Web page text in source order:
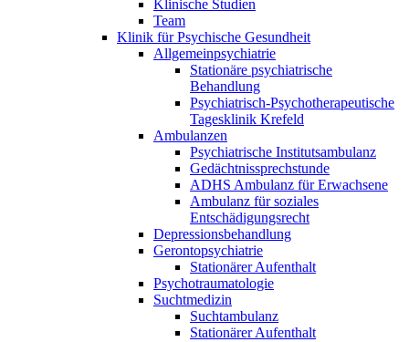
Klinische Studien
Team
Klinik für Psychische Gesundheit
Allgemeinpsychiatrie
Stationäre psychiatrische
Behandlung
Psychiatrisch-Psychotherapeutische
Tagesklinik Krefeld
Ambulanzen
Psychiatrische Institutsambulanz
Gedächtnissprechstunde
ADHS Ambulanz für Erwachsene
Ambulanz für soziales
Entschädigungsrecht
Depressionsbehandlung
Gerontopsychiatrie
Stationärer Aufenthalt
Psychotraumatologie
Suchtmedizin
Suchtambulanz
Stationärer Aufenthalt